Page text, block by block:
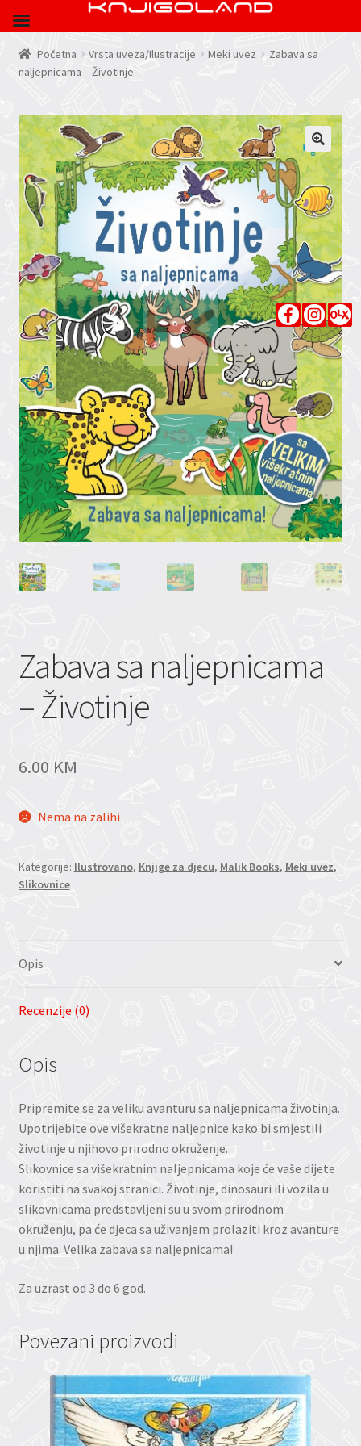
Početna Vrsta uveza/Ilustracije Meki uvez
Zabava sa
naljepnicama – Životinje
Zabava sa naljepnicama
– Životinje
6.00 KM
Nema na zalihi
Kategorije: Ilustrovano, Knjige za djecu, Malik Books, Meki uvez,
Slikovnice
Opis
Recenzije (0)
Opis
Pripremite se za veliku avanturu sa naljepnicama životinja.
Upotrijebite ove višekratne naljepnice kako bi smjestili
životinje u njihovo prirodno okruženje.
Slikovnice sa višekratnim naljepnicama koje će vaše dijete
koristiti na svakoj stranici. Životinje, dinosauri ili vozila u
slikovnicama predstavljeni su u svom prirodnom
okruženju, pa će djeca sa uživanjem prolaziti kroz avanture
u njima. Velika zabava sa naljepnicama!
Za uzrast od 3 do 6 god.
Povezani proizvodi